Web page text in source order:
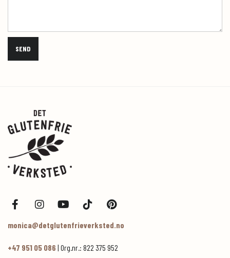
monica@detglutenfrieverksted.no
+47 951 05 086 | Org.nr.: 822 375 952